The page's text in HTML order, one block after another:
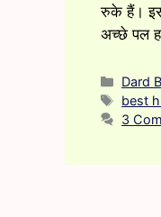
रुके हैं।
अच्छे पल
Dard
Tags
best
3